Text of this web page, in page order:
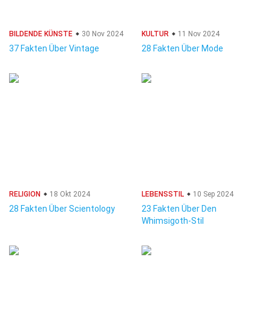
BILDENDE KÜNSTE 30 Nov 2024
37 Fakten Über Vintage
KULTUR 11 Nov 2024
28 Fakten Über Mode
RELIGION 18 Okt 2024
28 Fakten Über Scientology
LEBENSSTIL 10 Sep 2024
23 Fakten Über Den
Whimsigoth-Stil